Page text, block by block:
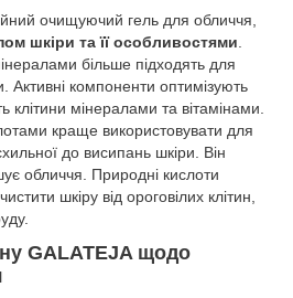
очищуючий гель для обличчя,
шкіри та її особливостями
більше підходять для
Активні компоненти оптимізують
мінералами та вітамінами.
краще використовувати для
до висипань шкіри. Він
обличчя. Природні кислоти
шкіру від ороговілих клітин,
GALATEJA щодо